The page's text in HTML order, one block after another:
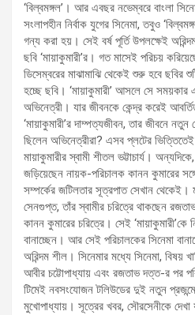
‘বিল্বমঙ্গল’। আর এবছর নভেম্বরে বাংলা
সংলাপহীন নির্বাক যুগের সিনেমা, তবুও
গন্য করা হয়। সেই বর্ষ পূর্তি উপলক্ষেই
ছবি ‘মায়াকুমারী’র। গত মাসেই পরিচয়
ডিসেম্বরের মাঝামাঝি থেকেই শুরু হবে ছবির
হচ্ছে ছবি। ‘মায়াকুমারী’ আসলে সে সময়কার
অভিনেত্রী। যার জীবনকে কেন্দ্র করেই
‘মায়াকুমারী’র দাম্পত্যজীবন, তার জীবনে
ছিলেন অভিনেত্রীরা? এসব প্লটের ভিত্তিতেই
মায়াকুমারীর স্বামী শীতল ভট্টাচার্য।
জড়িয়েছেন নায়ক-পরিচালক কানন কুমারের
সম্পর্কের জটিলতার সূত্রপাত সেখান থেকেই।
সেনগুপ্ত, তাঁর স্বামীর চরিত্রে থাকছেন
কানন কুমারের চরিত্রে। সেই ‘মায়াকুমারী’কে
বানাচ্ছেন। আর সেই পরিচালকের সিনেমা
অরিন্দম শীল। সিনেমার মধ্যে সিনেমা, বিষয়
আবীর চট্টোপাধ্যায় এবং রজতাভ দত্ত-র পর
টিমেই নবসংযোজন টলিউডের দুই নতুন
মুখোপাধ্যায়। সূত্রের খবর, সৌরসেনীকে দেখা